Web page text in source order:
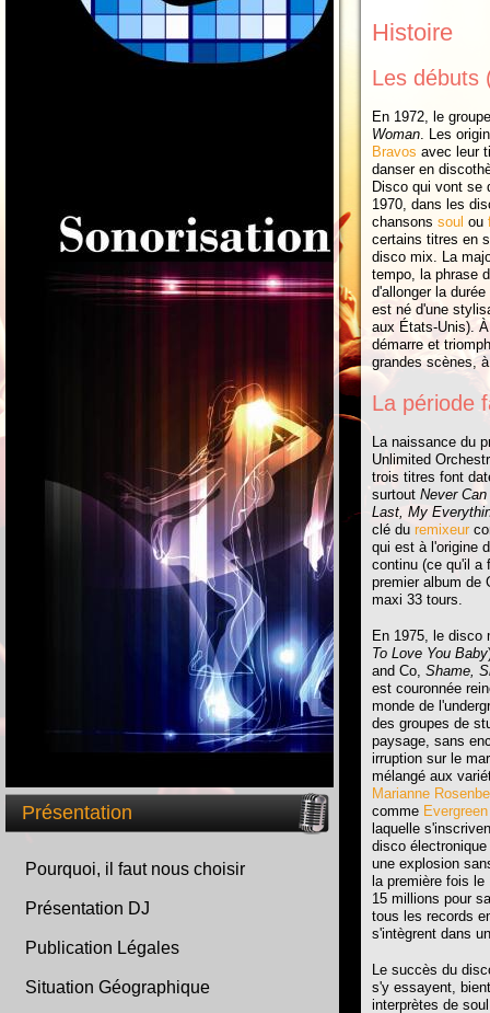
Présentation
Pourquoi, il faut nous choisir
Présentation DJ
Publication Légales
Situation Géographique
Histoire
Les débuts
En 1972, le
Woman. Les
Bravos avec leur
danser en
Disco qui vont se
1970, dans les
chansons soul ou
certains titres en
disco mix. La
tempo, la phrase
d'allonger la
est né d'une
aux États-Unis).
démarre et
grandes scènes,
La période
La naissance du
Unlimited
trois titres font
surtout Never
Last, My
clé du remixeur
qui est à l'origine
continu (ce qu'il
premier album de
maxi 33 tours.
En 1975, le disco
To Love You Baby
and Co, Shame,
est couronnée
monde de
des groupes de
paysage, sans
irruption sur le
mélangé aux
Marianne
comme Evergreen
laquelle
disco
une explosion
la première fois le
15 millions pour
tous les records
s'intègrent dans
Le succès du
s'y essayent,
interprètes de